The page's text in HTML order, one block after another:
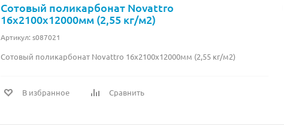
Сотовый поликарбонат Novattro
16х2100х12000мм (2,55 кг/м2)
Артикул: s087021
Сотовый поликарбонат Novattro 16х2100х12000мм (2,55 кг/м2)
В избранное Сравнить